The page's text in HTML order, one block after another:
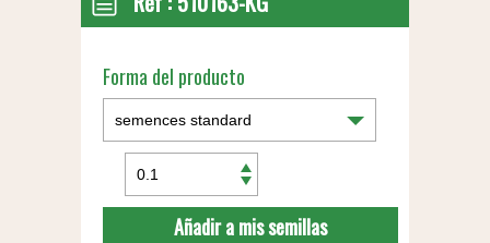
Forma del producto
Añadir a mis semillas